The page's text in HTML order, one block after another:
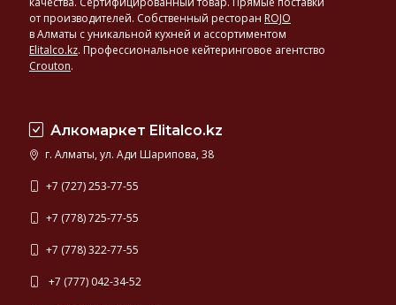
от производителей. Собственный ресторан ROJO
в Алматы с уникальной кухней и ассортиментом
Elitalco.kz. Профессиональное кейтеринговое агентство
Crouton.
Алкомаркет Elitalco.kz
г. Алматы, ул. Ади Шарипова, 38
+7 (727) 253-77-55
+7 (778) 725-77-55
+7 (778) 322-77-55
+7 (777) 042-34-52